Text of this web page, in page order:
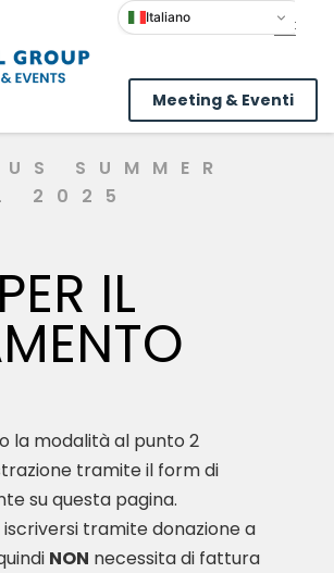
Meeting & Eventi
SUMMER
2025
IL
la modalità al punto 2
tramite il form di
su questa pagina.
iscriversi tramite donazione a
NON necessita di fattura
Italiano